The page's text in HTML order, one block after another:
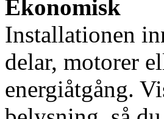
Ekonomisk
Installationen
delar, motorer
energiåtgång.